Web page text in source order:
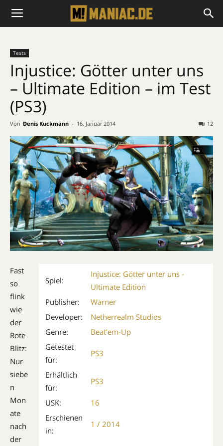
Tests
Injustice: Götter unter uns
– Ultimate Edition – im Test
(PS3)
Von Denis Kuckmann - 16. Januar 2014 12
Spiel:
Injustice: Götter unter uns -
Ultimate Edition
Publisher:
Warner
Developer:
Netherrealm Studios
Genre:
Beat'em-Up
Getestet
für:
PS3
Erhältlich
für:
PS3
USK:
16
Erschienen
in:
1 / 2014
Fast
so
flink
wie
der
Rote
Blitz:
Nur
siebe
n
Mon
ate
nach
der